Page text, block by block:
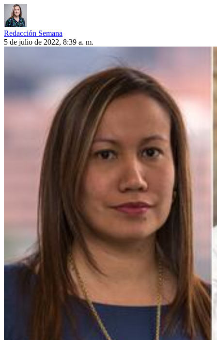
Redacción Semana
5 de julio de 2022, 8:39 a. m.